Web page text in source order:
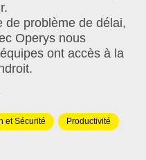
de problème de délai,
Operys nous
ont accès à la
et Sécurité Productivité